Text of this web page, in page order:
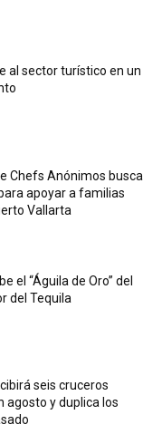
al sector turístico en un
Chefs Anónimos busca
apoyar a familias
Vallarta
el “Águila de Oro” del
del Tequila
seis cruceros
agosto y duplica los